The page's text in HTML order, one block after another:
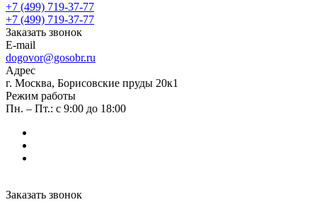
+7 (499) 719-37-77
+7 (499) 719-37-77
Заказать звонок
E-mail
dogovor@gosobr.ru
Адрес
г. Москва, Борисовские пруды 20к1
Режим работы
Пн. – Пт.: с 9:00 до 18:00
Заказать звонок